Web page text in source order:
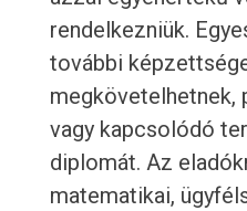
rendelkezniük.
további
megkövetelhetnek,
vagy kapcsolódó
diplomát. Az
matematikai,